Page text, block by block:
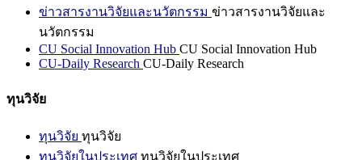
ข่าวสารงานวิจัยและนวัตกรรม ข่าวสารงานวิจัยและ
นวัตกรรม
CU Social Innovation Hub CU Social Innovation Hub
CU-Daily Research CU-Daily Research
ทุนวิจัย
ทุนวิจัย ทุนวิจัย
ทุนวิจัยในประเทศ ทุนวิจัยในประเทศ